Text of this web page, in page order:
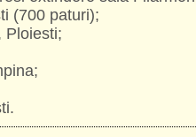
(700 paturi);
Ploiesti;